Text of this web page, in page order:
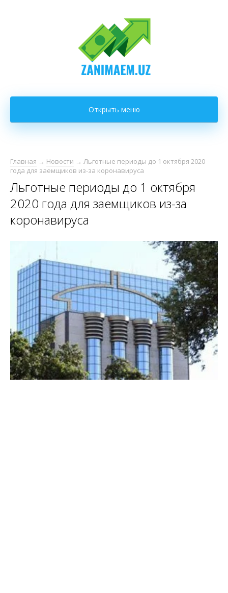
Открыть меню
Главная → Новости → Льготные периоды до 1 октября 2020
года для заемщиков из-за коронавируса
Льготные периоды до 1 октября
2020 года для заемщиков из-за
коронавируса